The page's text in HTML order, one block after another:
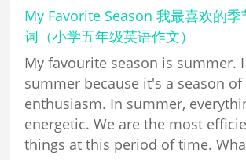
My Favorite Season 我最喜欢的季
词（小学五年级英语作文）
My favourite season is summer.
summer because it's a season of
enthusiasm. In summer,
energetic. We are the most
things at this period of time.